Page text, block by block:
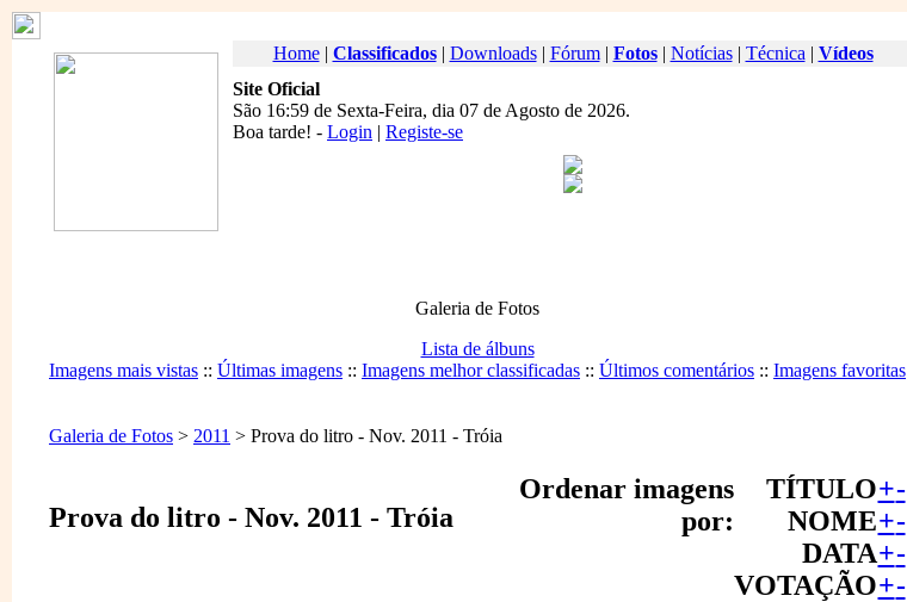
Home| Classificados| Downloads| Fórum| Fotos| Notícias| Técnica | Vídeos
Site Oficial
São 16:59 de Sexta-Feira, dia 07 de Agosto de 2026.
Boa tarde! - Login | Registe-se
Galeria de Fotos
Lista de álbuns
Imagens mais vistas :: Últimas imagens :: Imagens melhor classificadas :: Últimos comentários :: Imagens favoritas
Galeria de Fotos > 2011 > Prova do litro - Nov. 2011 - Tróia
Prova do litro - Nov. 2011 - Tróia
Ordenar imagens
por:
TÍTULO+-
NOME+-
DATA+-
VOTAÇÃO+-